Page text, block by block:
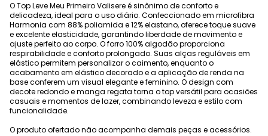
O Top Leve Meu Primeiro Valisere é sinônimo de conforto e
delicadeza, ideal para o uso diário. Confeccionado em microfibra
Harmonia com 88% poliamida e 12% elastano, oferece toque suave
e excelente elasticidade, garantindo liberdade de movimento e
ajuste perfeito ao corpo. O forro 100% algodão proporciona
respirabilidade e conforto prolongado. Suas alças reguláveis em
elástico permitem personalizar o caimento, enquanto o
acabamento em elástico decorado e a aplicação de renda na
base conferem um visual elegante e feminino. O design com
decote redondo e manga regata torna o top versátil para ocasiões
casuais e momentos de lazer, combinando leveza e estilo com
funcionalidade.
O produto ofertado não acompanha demais peças e acessórios.